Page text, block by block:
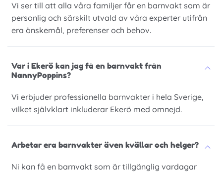
Vi ser till att alla våra familjer får en barnvakt som är
personlig och särskilt utvald av våra experter utifrån
era önskemål, preferenser och behov.
Var i Ekerö kan jag få en barnvakt från
NannyPoppins?
Vi erbjuder professionella barnvakter i hela Sverige,
vilket självklart inkluderar Ekerö med omnejd.
Arbetar era barnvakter även kvällar och helger?
Ni kan få en barnvakt som är tillgänglig vardagar